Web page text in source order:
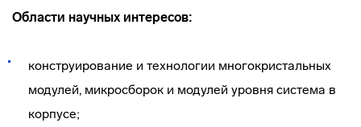
Области научных интересов:
конструирование и технологии многокристальных
модулей, микросборок и модулей уровня система в
корпусе;